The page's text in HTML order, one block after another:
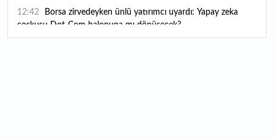
12:42
coşkusu Dot-Com balonuna mı dönüşecek?